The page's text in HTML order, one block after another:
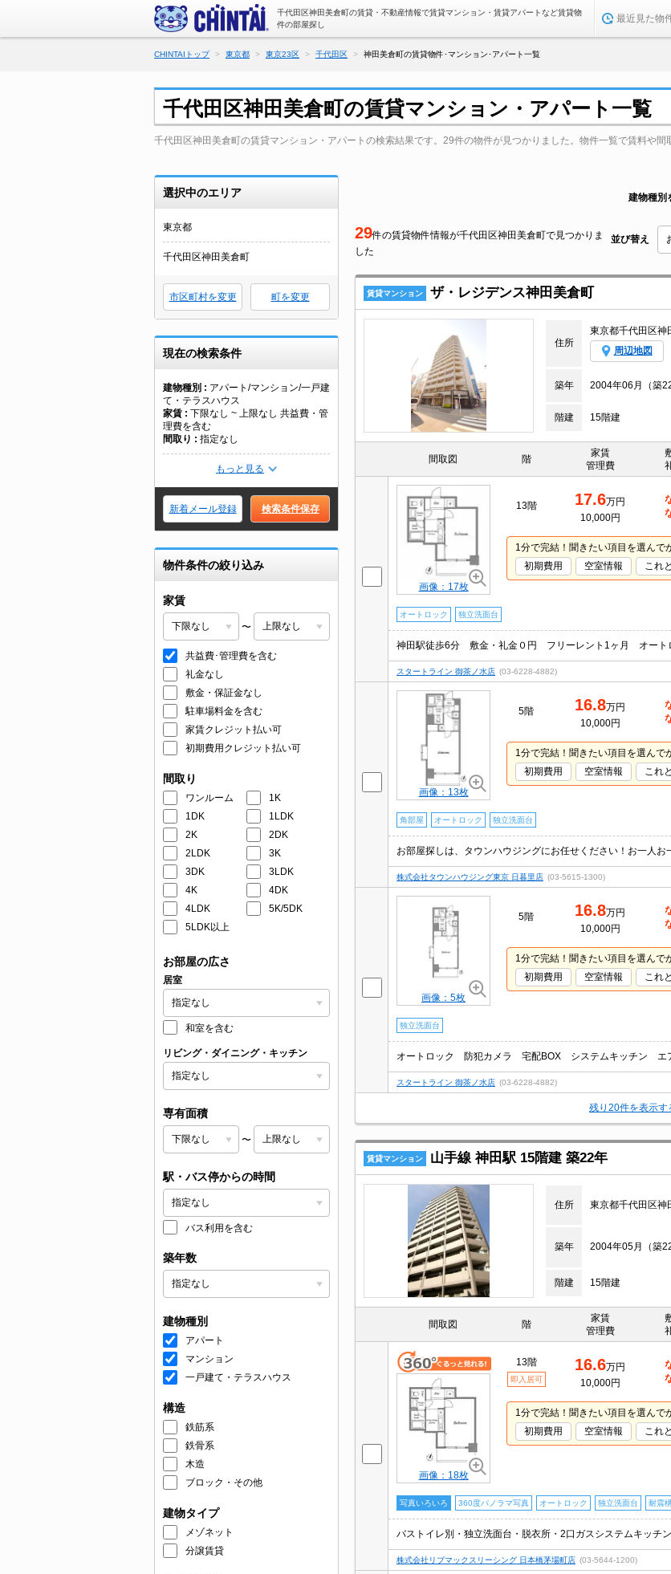
千代田区神田美倉町の賃貸・不動産情報で賃貸マンション・賃貸アパートなど賃貸物
件の部屋探し
最近見た物
CHINTAIトップ 東京都 東京23区 千代田区 神田美倉町の賃貸物件･マンション･アパート一覧
千代田区神田美倉町の賃貸マンション・アパート一覧
千代田区神田美倉町の賃貸マンション・アパートの検索結果です。29件の物件が見つかりました。物件一覧で賃料や間
選択中のエリア
東京都
千代田区神田美倉町
市区町村を変更 町を変更
現在の検索条件
建物種別
アパート/マンション/一戸建
て・テラスハウス
家賃
下限なし ~ 上限なし 共益費・管
理費を含む
間取り
指定なし
もっと見る
新着メール登録 検索条件保存
物件条件の絞り込み
家賃
〜
共益費･管理費を含む
礼金なし
敷金・保証金なし
駐車場料金を含む
家賃クレジット払い可
初期費用クレジット払い可
間取り
ワンルーム
1K
1DK
1LDK
2K
2DK
2LDK
3K
3DK
3LDK
4K
4DK
4LDK
5K/5DK
5LDK以上
お部屋の広さ
居室
和室を含む
リビング・ダイニング・キッチン
専有面積
〜
駅・バス停からの時間
バス利用を含む
築年数
建物種別
アパート
マンション
一戸建て・テラスハウス
構造
鉄筋系
鉄骨系
木造
ブロック・その他
建物タイプ
メゾネット
分譲賃貸
建物種別
29件の賃貸物件情報が千代田区神田美倉町で見つかりま
した
並び替え
賃貸マンション ザ・レジデンス神田美倉町
住所
東京都千代田区神
周辺地図
築年 2004年06月（築22
階建 15階建
間取図 階
家賃
管理費
画像：17枚
13階 17.6万円
10,000円
1分で完結！聞きたい項目を選んで
初期費用
空室情報 これ
オートロック 独立洗面台
神田駅徒歩6分 敷金・礼金０円 フリーレント1ヶ月 オー
スタートライン 御茶ノ水店 (03-6228-4882)
画像：13枚
5階 16.8万円
10,000円
1分で完結！聞きたい項目を選んで
初期費用
空室情報 これ
角部屋 オートロック 独立洗面台
株式会社タウンハウジング東京 日暮里店 (03-5615-1300)
画像：5枚
5階 16.8万円
10,000円
1分で完結！聞きたい項目を選んで
初期費用
空室情報 これ
独立洗面台
オートロック 防犯カメラ 宅配BOX システムキッチン エ
スタートライン 御茶ノ水店 (03-6228-4882)
残り20件を表示す
賃貸マンション 山手線 神田駅 15階建 築22年
住所 東京都千代田区神
築年 2004年05月（築22
階建 15階建
間取図 階
家賃
管理費
画像：18枚
13階
即入居可
16.6万円
10,000円
1分で完結！聞きたい項目を選んで
初期費用
空室情報 これ
写真いろいろ 360度パノラマ写真 オートロック 独立洗面台 耐震
バストイレ別・独立洗面台・脱衣所・2口ガスシステムキッ
株式会社リブマックスリーシング 日本橋茅場町店 (03-5644-1200)